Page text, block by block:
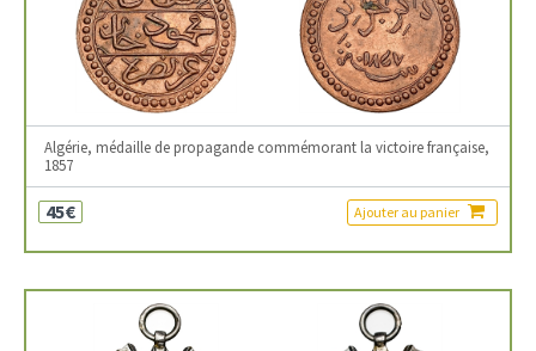
Algérie, médaille de propagande commémorant la victoire française,
1857
45€ Ajouter au panier